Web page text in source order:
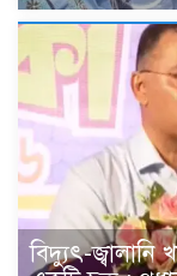
বিদ্যুৎ-জ্বালানি